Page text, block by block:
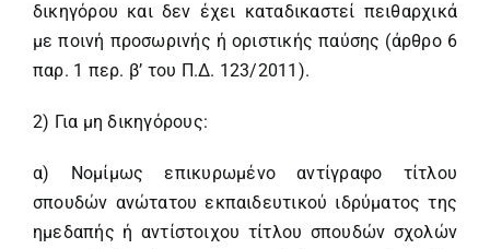
δικηγόρου και δεν έχει καταδικαστεί πειθαρχικά
με ποινή προσωρινής ή οριστικής παύσης (άρθρο 6
παρ. 1 περ. β’ του Π.Δ. 123/2011).
2) Για μη δικηγόρους:
α) Νομίμως επικυρωμένο αντίγραφο τίτλου
σπουδών ανώτατου εκπαιδευτικού ιδρύματος της
ημεδαπής ή αντίστοιχου τίτλου σπουδών σχολών